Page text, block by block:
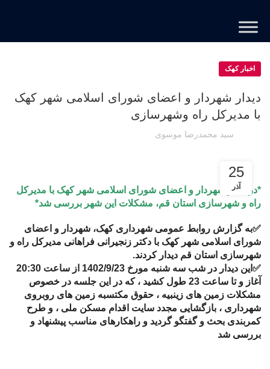
اخبار کهک
دیدار شهردار و اعضای شورای اسلامی شهر کهک
با مدیرکل راه وشهرسازی
سید محمدرضا موسوی
25
آذر
*در دیدار شهردار و اعضای شورای اسلامی شهر کهک با مدیرکل
راه و شهرسازی استان قم، مشکلات این شهر بررسی شد*
✅به گزارش روابط عمومی شهرداری کهک، شهردار و اعضای
شورای اسلامی شهر کهک با دکتر زنجیرانی فراهانی مدیرکل راه و
شهرسازی استان قم دیدار کردند.
✅این دیدار در شب سه شنبه مورخ 1402/9/23 از ساعت 20:30
آغاز و تا ساعت 23 طول کشید ، که در این جلسه در خصوص
مشکلات زمین های زینبیه ، حقوق مکتسبه زمین های روبروی
شهرداری ، بازگشایی مجدد سایت اقدام مسکن ملی ، و طرح
کمربندی بحث و گفتگو گردید و راهکار‌های مناسب پیشنهاد و
بررسی شد